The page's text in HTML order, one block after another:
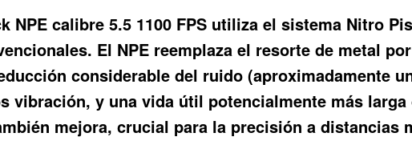
NPE calibre 5.5 1100 FPS utiliza el sistema Nitro
El NPE reemplaza el resorte de metal
considerable del ruido (aproximadamente
vibración, y una vida útil potencialmente más
mejora, crucial para la precisión a distancias